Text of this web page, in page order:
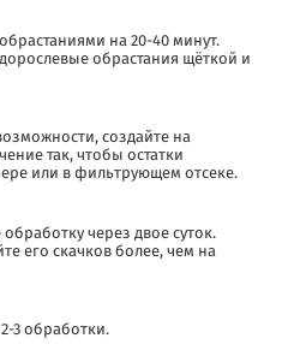
на 20-40 минут.
обрастания щёткой и
создайте на
так, чтобы остатки
или в фильтрующем отсеке.
через двое суток.
его скачков более, чем на
3 обработки.